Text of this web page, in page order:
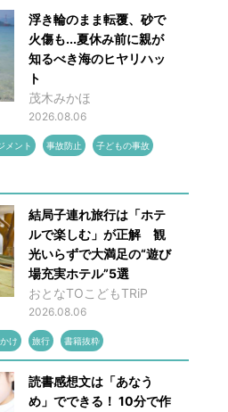
浮き輪のまま転覆、砂で
火傷も...夏休み前に親が
知るべき海のヒヤリハッ
ト
茂木みかほ
2026.08.06
メント 事故防止 子どもの事故
結局子連れ旅行は「ホテ
ルで楽しむ」が正解 観
光いらずで大満足の“遊び
場充実ホテル”5選
おとなTOこどもTRiP
2026.08.06
け 旅行 書籍抜粋
読書感想文は「あなう
め」でできる！ 10分で作